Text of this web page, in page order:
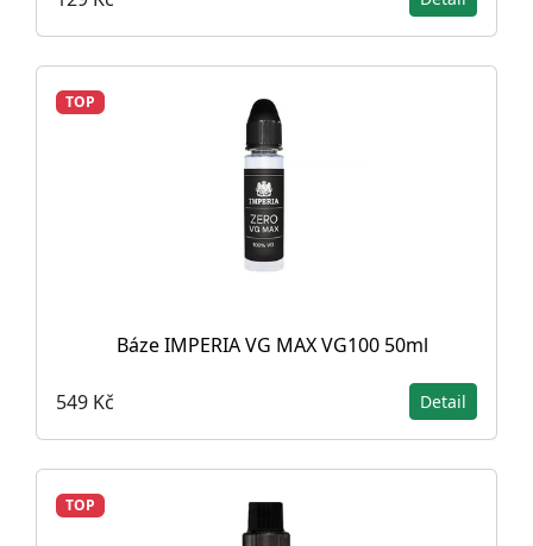
TOP
Báze IMPERIA VG MAX VG100 50ml
549 Kč Detail
TOP